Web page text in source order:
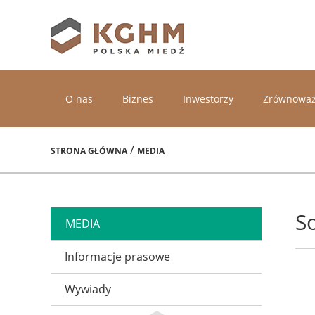
O nas Biznes Inwestorzy
STRONA GŁÓWNA/ MEDIA
MEDIA
Informacje prasowe
Wywiady